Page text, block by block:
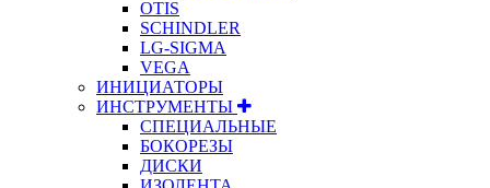
OTIS
SCHINDLER
LG-SIGMA
VEGA
ИНИЦИАТОРЫ
ИНСТРУМЕНТЫ
СПЕЦИАЛЬНЫЕ
БОКОРЕЗЫ
ДИСКИ